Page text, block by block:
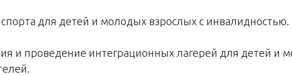
для детей и молодых взрослых с инвалидностью.
и проведение интеграционных лагерей для детей и